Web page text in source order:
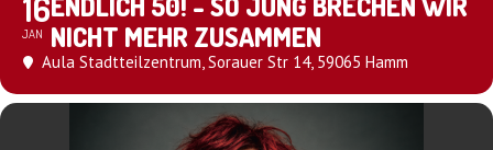
16
JAN
NICHT MEHR ZUSAMMEN
Aula Stadtteilzentrum, Sorauer Str 14, 59065 Hamm